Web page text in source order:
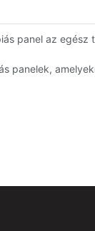
panel az egész
panelek,